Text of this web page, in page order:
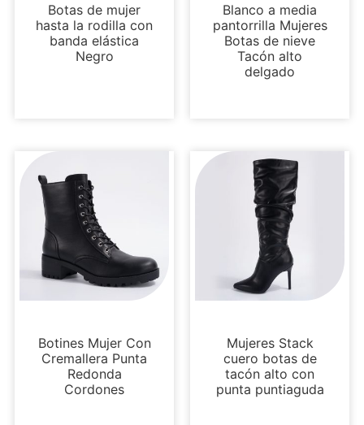
Botas de mujer
hasta la rodilla con
banda elástica
Negro
Blanco a media
pantorrilla Mujeres
Botas de nieve
Tacón alto
delgado
Botines Mujer Con
Cremallera Punta
Redonda
Cordones
Mujeres Stack
cuero botas de
tacón alto con
punta puntiaguda